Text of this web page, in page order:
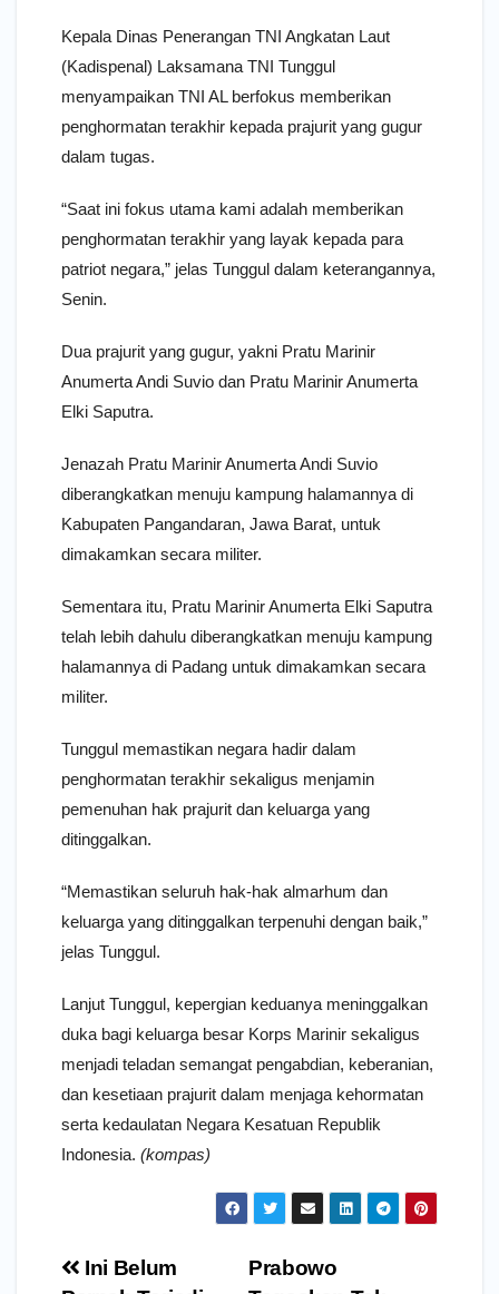
Kepala Dinas Penerangan TNI Angkatan Laut
(Kadispenal) Laksamana TNI Tunggul
menyampaikan TNI AL berfokus memberikan
penghormatan terakhir kepada prajurit yang gugur
dalam tugas.
“Saat ini fokus utama kami adalah memberikan
penghormatan terakhir yang layak kepada para
patriot negara,” jelas Tunggul dalam keterangannya,
Senin.
Dua prajurit yang gugur, yakni Pratu Marinir
Anumerta Andi Suvio dan Pratu Marinir Anumerta
Elki Saputra.
Jenazah Pratu Marinir Anumerta Andi Suvio
diberangkatkan menuju kampung halamannya di
Kabupaten Pangandaran, Jawa Barat, untuk
dimakamkan secara militer.
Sementara itu, Pratu Marinir Anumerta Elki Saputra
telah lebih dahulu diberangkatkan menuju kampung
halamannya di Padang untuk dimakamkan secara
militer.
Tunggul memastikan negara hadir dalam
penghormatan terakhir sekaligus menjamin
pemenuhan hak prajurit dan keluarga yang
ditinggalkan.
“Memastikan seluruh hak-hak almarhum dan
keluarga yang ditinggalkan terpenuhi dengan baik,”
jelas Tunggul.
Lanjut Tunggul, kepergian keduanya meninggalkan
duka bagi keluarga besar Korps Marinir sekaligus
menjadi teladan semangat pengabdian, keberanian,
dan kesetiaan prajurit dalam menjaga kehormatan
serta kedaulatan Negara Kesatuan Republik
Indonesia. (kompas)
Navigasi
Prabowo
Ini Belum